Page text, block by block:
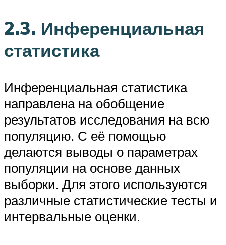
2.3. Инференциальная
статистика
Инференциальная статистика
направлена на обобщение
результатов исследования на всю
популяцию. С её помощью
делаются выводы о параметрах
популяции на основе данных
выборки. Для этого используются
различные статистические тесты и
интервальные оценки.